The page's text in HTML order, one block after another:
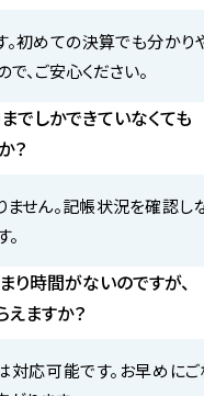
。初めての決算でも分かり
、ご安心ください。
でしかできていなくても
？
ません。記帳状況を確認し
り時間がないのですが、
えますか？
対応可能です。お早めに